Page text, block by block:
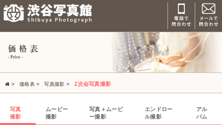
> 価格表> 写真撮影 > 2次会写真撮影
写真
撮影
ムービー
撮影
写真＋ムービ
ー撮影
エンドロー
ル撮影
アル
バム